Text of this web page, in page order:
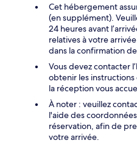
Cet hébergement
(en supplément).
24 heures avant
relatives à votre
dans la confirmation
Vous devez contacter
obtenir les
la réception vous
À noter : veuillez
l'aide des
réservation, afin de
votre arrivée.